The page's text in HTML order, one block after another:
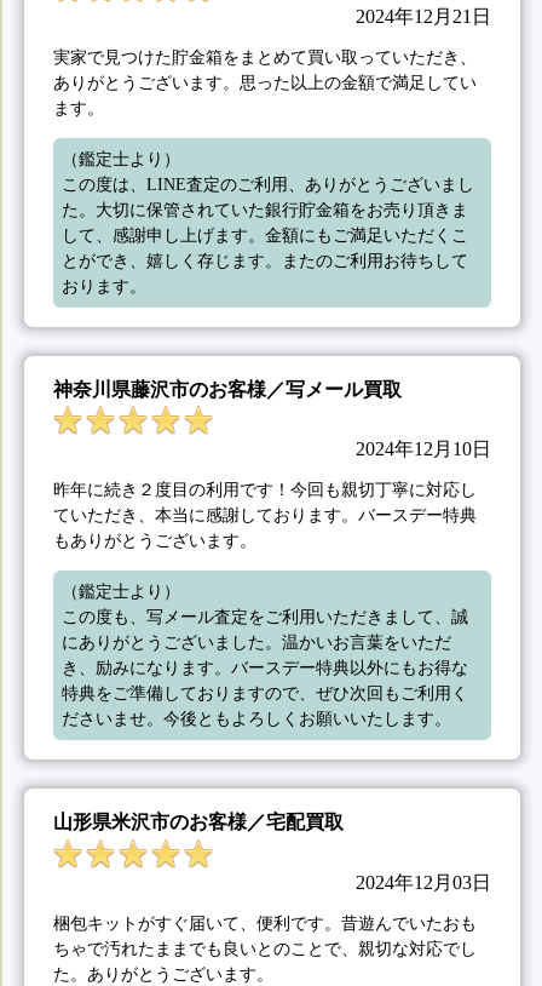
2024年12月21日
実家で見つけた貯金箱をまとめて買い取っていただき、
ありがとうございます。思った以上の金額で満足してい
ます。
（鑑定士より）
この度は、LINE査定のご利用、ありがとうございまし
た。大切に保管されていた銀行貯金箱をお売り頂きま
して、感謝申し上げます。金額にもご満足いただくこ
とができ、嬉しく存じます。またのご利用お待ちして
おります。
神奈川県藤沢市のお客様／写メール買取
2024年12月10日
昨年に続き２度目の利用です！今回も親切丁寧に対応し
ていただき、本当に感謝しております。バースデー特典
もありがとうございます。
（鑑定士より）
この度も、写メール査定をご利用いただきまして、誠
にありがとうございました。温かいお言葉をいただ
き、励みになります。バースデー特典以外にもお得な
特典をご準備しておりますので、ぜひ次回もご利用く
ださいませ。今後ともよろしくお願いいたします。
山形県米沢市のお客様／宅配買取
2024年12月03日
梱包キットがすぐ届いて、便利です。昔遊んでいたおも
ちゃで汚れたままでも良いとのことで、親切な対応でし
た。ありがとうございます。